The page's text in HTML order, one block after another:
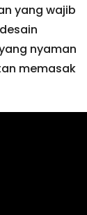
yang wajib
nyaman
memasak